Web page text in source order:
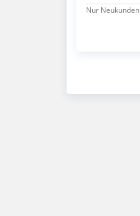
Nur Neukunden